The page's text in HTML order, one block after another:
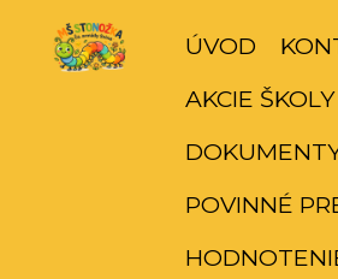
ÚVOD
AKCIE ŠKOLY
POVINNÉ